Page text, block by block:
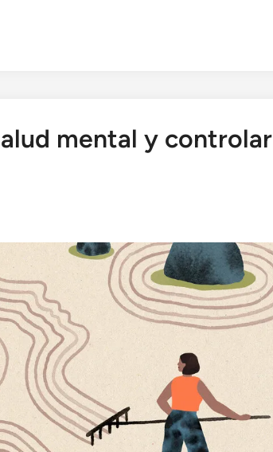
mental y controlar